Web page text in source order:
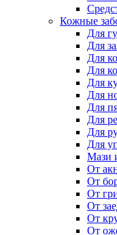
Кожные
Для
Для
Для
Для
Для
Для
Для
Для
Для
Для
Мази
От
От
От
От
От
От